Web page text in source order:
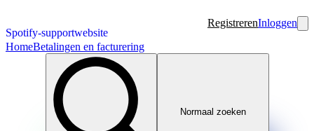
Spotify-supportwebsite
RegistrerenInloggen
HomeBetalingen en facturering
Normaal zoeken